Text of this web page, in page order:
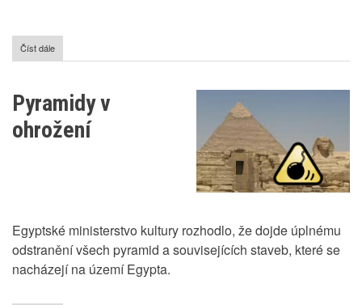
Číst dále
Ceny
závratně
Pyramidy v
ohrožení
Egyptské ministerstvo kultury rozhodlo, že dojde úplnému
odstranění všech pyramid a souvisejících staveb, které se
nacházejí na území Egypta.